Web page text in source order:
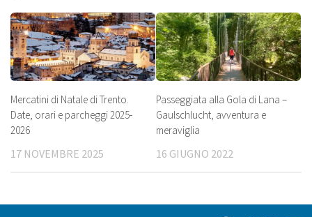
Mercatini di Natale di Trento.
Date, orari e parcheggi 2025-
2026
17 NOVEMBRE 2025
Passeggiata alla Gola di Lana –
Gaulschlucht, avventura e
meraviglia
16 GIUGNO 2022